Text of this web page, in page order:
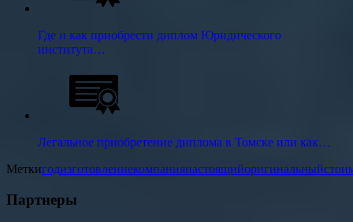
Где и как приобрести диплом Юридического
института…
Легальное приобретение диплома в Томске или как…
Меткигодизготовлениекомпаниянастоящийоригинальный
Партнеры